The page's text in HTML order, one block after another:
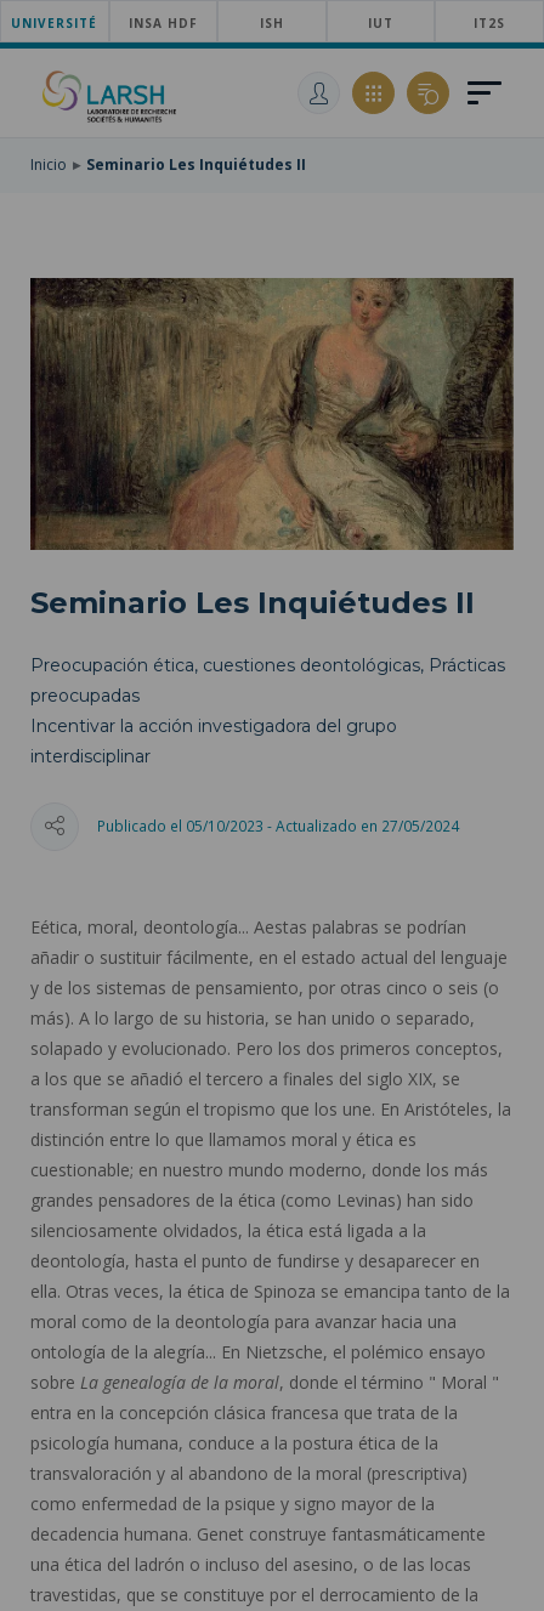
SKIP
TO
MAIN
NAVIGATION
PASAR
AL
CONTENIDO
SKIP
TO
UNIVERSITÉ INSA HDF ISH IUT IT2S
Inicio Seminario Les Inquiétudes II
Seminario Les Inquiétudes II
Preocupación ética, cuestiones deontológicas, Prácticas
preocupadas
Incentivar la acción investigadora del grupo
interdisciplinar
Publicado el 05/10/2023 - Actualizado en 27/05/2024
Eética, moral, deontología... Aestas palabras se podrían
añadir o sustituir fácilmente, en el estado actual del lenguaje
y de los sistemas de pensamiento, por otras cinco o seis (o
más). A lo largo de su historia, se han unido o separado,
solapado y evolucionado. Pero los dos primeros conceptos,
a los que se añadió el tercero a finales del siglo XIX, se
transforman según el tropismo que los une. En Aristóteles, la
distinción entre lo que llamamos moral y ética es
cuestionable; en nuestro mundo moderno, donde los más
grandes pensadores de la ética (como Levinas) han sido
silenciosamente olvidados, la ética está ligada a la
deontología, hasta el punto de fundirse y desaparecer en
ella. Otras veces, la ética de Spinoza se emancipa tanto de la
moral como de la deontología para avanzar hacia una
ontología de la alegría... En Nietzsche, el polémico ensayo
sobre La genealogía de la moral, donde el término " Moral "
entra en la concepción clásica francesa que trata de la
psicología humana, conduce a la postura ética de la
transvaloración y al abandono de la moral (prescriptiva)
como enfermedad de la psique y signo mayor de la
decadencia humana. Genet construye fantasmáticamente
una ética del ladrón o incluso del asesino, o de las locas
travestidas, que se constituye por el derrocamiento de la